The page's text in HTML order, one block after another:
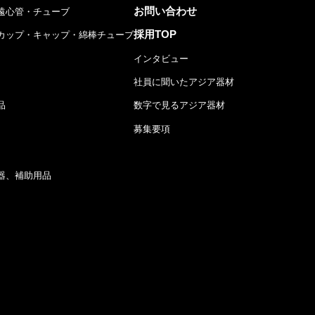
心管・チューブ
ップ・キャップ・綿棒チューブ
、補助用品
お問い合わせ
採用TOP
インタビュー
社員に聞いたアジア器材
数字で見るアジア器材
募集要項